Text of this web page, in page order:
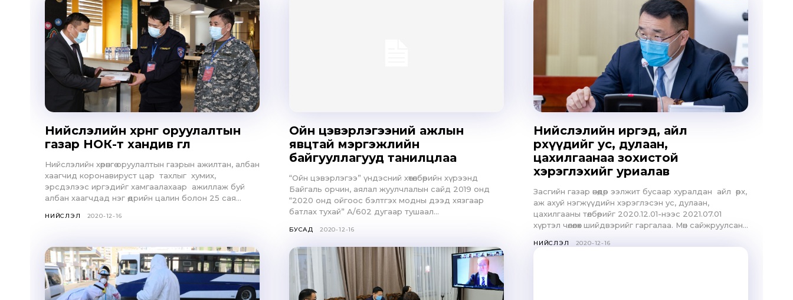
Нийслэлийн хөрөнгө оруулалтын
газар НОК-т хандив өглөө
Нийслэлийн хөрөнгө оруулалтын газрын ажилтан, албан
хаагчид коронавируст цар тахлыг хумих,
эрсдэлээс иргэдийг хамгаалахаар ажиллаж буй
албан хаагчдад нэг өдрийн цалин болон 25 сая...
НИЙСЛЭЛ 2020-12-16
Ойн цэвэрлэгээний ажлын
явцтай мэргэжлийн
байгууллагууд танилцлаа
“Ойн цэвэрлэгээ” үндэсний хөтөлбөрийн хүрээнд
Байгаль орчин, аялал жуулчлалын сайд 2019 онд
“2020 онд ойгоос бэлтгэх модны дээд хязгаар
батлах тухай” А/602 дугаар тушаал...
БУСАД 2020-12-16
Нийслэлийн иргэд, айл
өрхүүдийг ус, дулаан,
цахилгаанаа зохистой
хэрэглэхийг уриалав
Засгийн газар өнөөдөр ээлжит бусаар хуралдан айл өрх,
аж ахуй нэгжүүдийн хэрэглэсэн ус, дулаан,
цахилгааны төлбөрийг 2020.12.01-нээс 2021.07.01
хүртэл чөлөөлөх шийдвэрийг гаргалаа. Мөн сайжруулсан...
НИЙСЛЭЛ 2020-12-16